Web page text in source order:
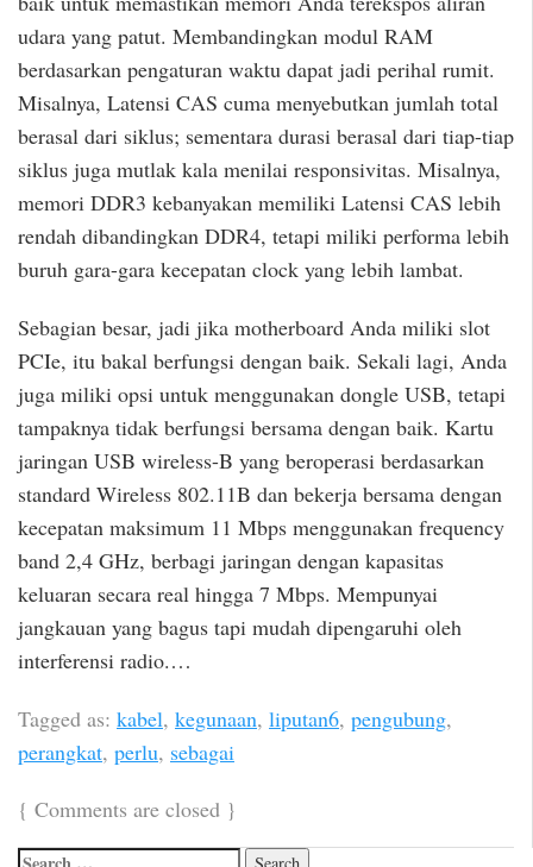
udara yang patut. Membandingkan modul RAM
berdasarkan pengaturan waktu dapat jadi perihal rumit.
Misalnya, Latensi CAS cuma menyebutkan jumlah total
berasal dari siklus; sementara durasi berasal dari tiap-tiap
siklus juga mutlak kala menilai responsivitas. Misalnya,
memori DDR3 kebanyakan memiliki Latensi CAS lebih
rendah dibandingkan DDR4, tetapi miliki performa lebih
buruh gara-gara kecepatan clock yang lebih lambat.
Sebagian besar, jadi jika motherboard Anda miliki slot
PCIe, itu bakal berfungsi dengan baik. Sekali lagi, Anda
juga miliki opsi untuk menggunakan dongle USB, tetapi
tampaknya tidak berfungsi bersama dengan baik. Kartu
jaringan USB wireless-B yang beroperasi berdasarkan
standard Wireless 802.11B dan bekerja bersama dengan
kecepatan maksimum 11 Mbps menggunakan frequency
band 2,4 GHz, berbagi jaringan dengan kapasitas
keluaran secara real hingga 7 Mbps. Mempunyai
jangkauan yang bagus tapi mudah dipengaruhi oleh
interferensi radio.…
Tagged as: kabel, kegunaan, liputan6, pengubung,
perangkat, perlu, sebagai
{ Comments are closed }